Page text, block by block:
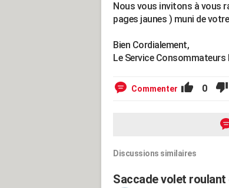
Nous vous invitons à vous
pages jaunes ) muni de
Bien Cordialement,
Le Service
Commenter 0
Discussions similaires
Saccade volet